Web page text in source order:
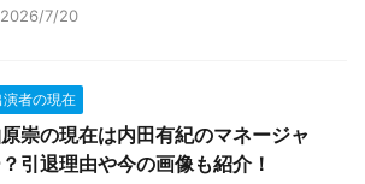
2026/7/20
演者の現在
崇の現在は内田有紀のマネージャ
引退理由や今の画像も紹介！